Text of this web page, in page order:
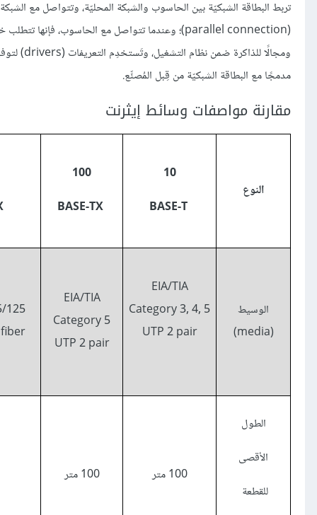
مدمجًا مع البطاقة الشبكيّة من قِبل المُصنِّع.
مقارنة مواصفات وسائط إيثرنت
النوع
10
BASE-T
100
الوسيط
(media)
EIA/TIA
Category 3, 4, 5
UTP 2 pair
EIA/TIA
Category 5
UTP 2 pair
الطول
الأقصى
للقطعة
100 متر 100 متر